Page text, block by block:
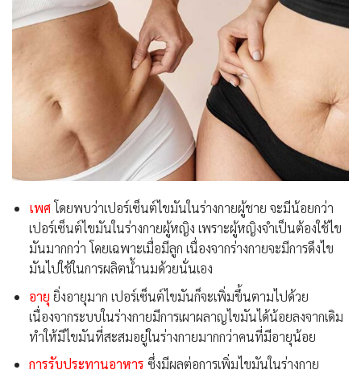
เพศโดยพบว่าเปอร์เซ็นต์ไขมันในร่างกายผู้ชาย จะมีน้อยกว่า
เปอร์เซ็นต์ไขมันในร่างกายผู้หญิง เพราะผู้หญิงจำเป็นต้องใช้ไข
มันมากกว่า โดยเฉพาะเมื่อมีลูก เนื่องจากร่างกายจะมีการดึงไข
มันไปใช้ในการผลิตน้ำนมด้วยนั่นเอง
อายุ ยิ่งอายุมาก เปอร์เซ็นต์ไขมันก็จะเพิ่มขึ้นตามไปด้วย
เนื่องจากระบบในร่างกายมีการเผาผลาญไขมันได้น้อยลงจากเดิม
ทำให้มีไขมันที่สะสมอยู่ในร่างกายมากกว่าคนที่มีอายุน้อย
การรับประทานอาหาร ซึ่งมีผลต่อการเพิ่มไขมันในร่างกาย